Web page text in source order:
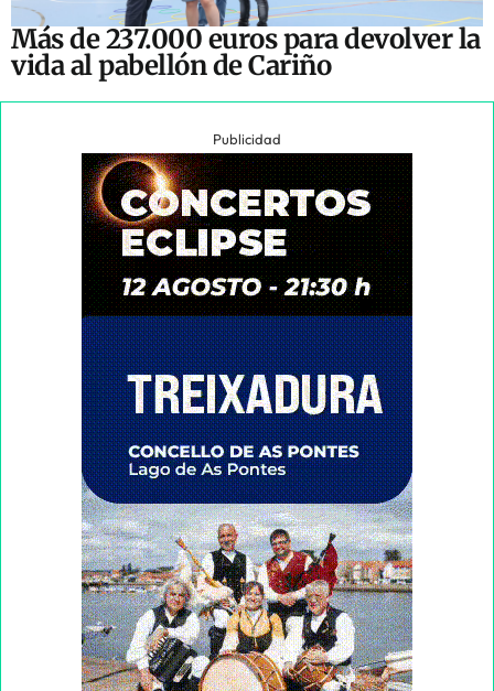
Más de 237.000 euros para devolver la
vida al pabellón de Cariño
Publicidad